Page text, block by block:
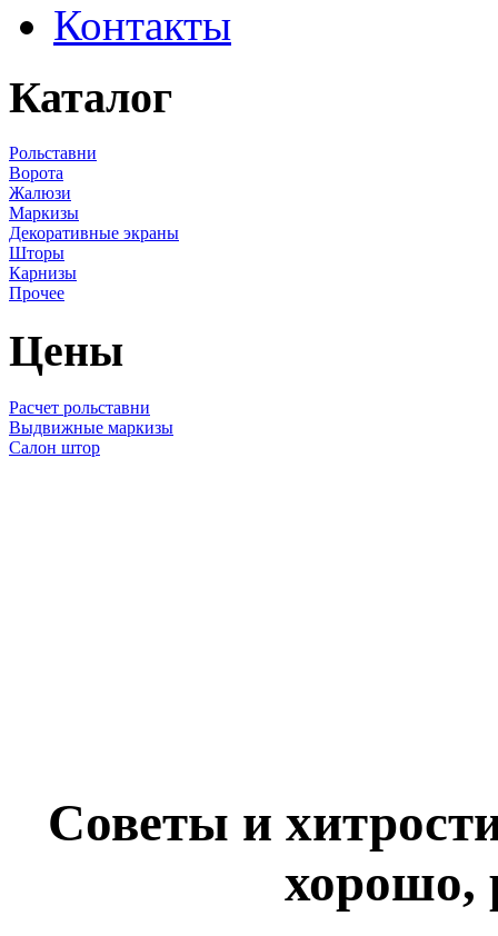
Контакты
Каталог
Рольставни
Ворота
Жалюзи
Маркизы
Декоративные экраны
Шторы
Карнизы
Прочее
Цены
Расчет рольставни
Выдвижные маркизы
Салон штор
Советы и
хорошо,